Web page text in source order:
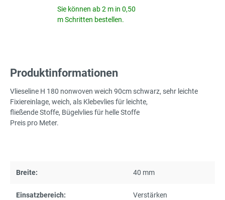
Sie können ab 2 m in 0,50
m Schritten bestellen.
Produktinformationen
Vlieseline H 180 nonwoven weich 90cm schwarz, sehr leichte
Fixiereinlage, weich, als Klebevlies für leichte,
fließende Stoffe, Bügelvlies für helle Stoffe
Preis pro Meter.
Breite: 40 mm
Einsatzbereich: Verstärken